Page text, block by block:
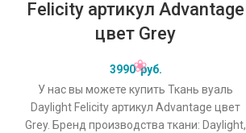
Felicity артикул Advantage
цвет Grey
3990руб.
У нас вы можете купить Ткань вуаль
Daylight Felicity артикул Advantage цвет
Grey. Бренд производства ткани: Daylight,